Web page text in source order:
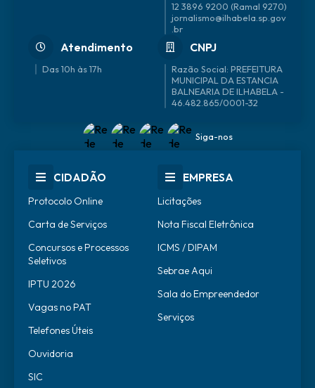
12 3896 9200 (Ramal 9270)
jornalismo@ilhabela.sp.gov
.br
Atendimento
Das 10h às 17h
CNPJ
46.482.865/0001-32
Siga-nos
CIDADÃO
Protocolo Online
Carta de Serviços
Concursos e Processos
Seletivos
IPTU 2026
Vagas no PAT
Telefones Úteis
Ouvidoria
SIC
EMPRESA
Licitações
Nota Fiscal Eletrônica
ICMS / DIPAM
Sebrae Aqui
Sala do Empreendedor
Serviços